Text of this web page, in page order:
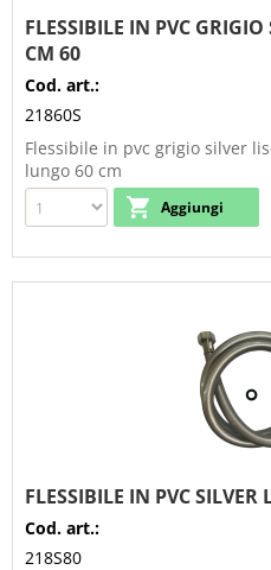
FLESSIBILE IN PVC
CM 60
Cod. art.:
21860S
Flessibile in pvc grigio silver
lungo 60 cm
FLESSIBILE IN PVC SILVER
Cod. art.:
218S80